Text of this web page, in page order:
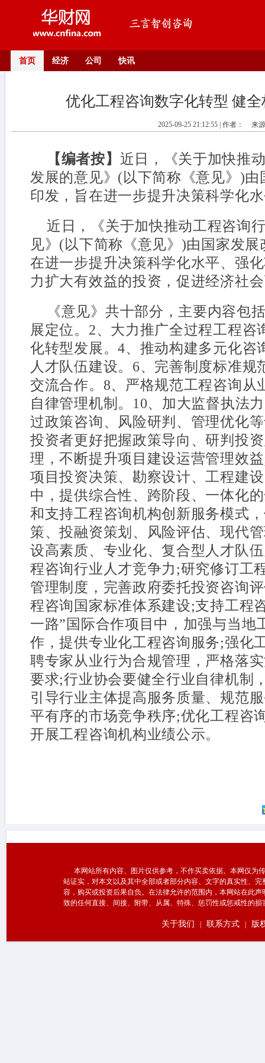
首页 经济 公司 快讯
优化工程咨询数字化转型 健
2025-09-25 21:12:55 | 作者： 来
【编者按】 近日，《关于加快推
发展的意见》(以下简称《意见》)
印发，旨在进一步提升决策科学化
近日，《关于加快推动工程咨询
见》(以下简称《意见》)由国家发
在进一步提升决策科学化水平、强
力扩大有效益的投资，促进经济社
《意见》共十部分，主要内容包
展定位。2、大力推广全过程工程咨
化转型发展。4、推动构建多元化咨
人才队伍建设。6、完善制度标准规
交流合作。8、严格规范工程咨询从
自律管理机制。10、加大监督执法
过政策咨询、风险研判、管理优化
投资者更好把握政策导向、研判投
理，不断提升项目建设运营管理效
项目投资决策、勘察设计、工程建
中，提供综合性、跨阶段、一体化
和支持工程咨询机构创新服务模式
策、投融资策划、风险评估、现代
设高素质、专业化、复合型人才队
程咨询行业人才竞争力;研究修订工
管理制度，完善政府委托投资咨询
程咨询国家标准体系建设;支持工程
一路”国际合作项目中，加强与当地
作，提供专业化工程咨询服务;强化
聘专家从业行为合规管理，严格落
要求;行业协会要健全行业自律机制
引导行业主体提高服务质量、规范
平有序的市场竞争秩序;优化工程咨
开展工程咨询机构业绩公示。
本网站所有内容、图片仅供参考，不作买卖依据。本网仅为
站证实，对本文以及其中全部或者部分内容、文字的真实性、
容，购买或投资后果自负。在法律允许的范围内，本网站在此
致的任何直接、间接、附带、从属、特殊、惩罚性或惩戒性的损
关于我们 联系方式 版